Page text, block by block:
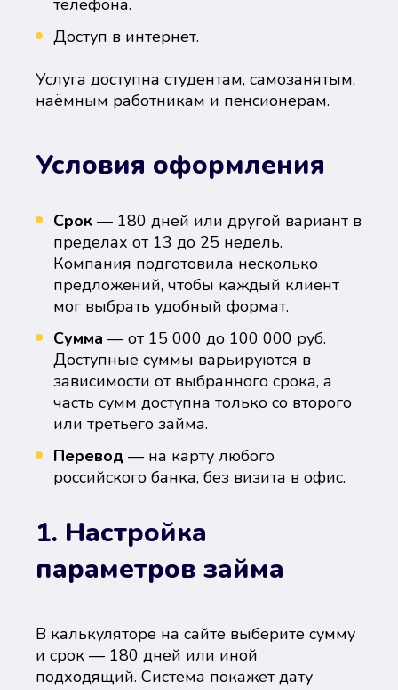
телефона.
Доступ в интернет.
Услуга доступна студентам, самозанятым,
наёмным работникам и пенсионерам.
Условия оформления
Срок — 180 дней или другой вариант в
пределах от 13 до 25 недель.
Компания подготовила несколько
предложений, чтобы каждый клиент
мог выбрать удобный формат.
Сумма — от 15 000 до 100 000 руб.
Доступные суммы варьируются в
зависимости от выбранного срока, а
часть сумм доступна только со второго
или третьего займа.
Перевод — на карту любого
российского банка, без визита в офис.
1. Настройка
параметров займа
В калькуляторе на сайте выберите сумму
и срок — 180 дней или иной
подходящий. Система покажет дату